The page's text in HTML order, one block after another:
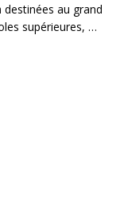
au grand
supérieures, …